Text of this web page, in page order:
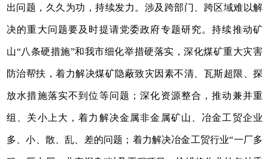
出问题，久久为功，持续发力。涉及跨部门、跨区域难以解
决的重大问题要及时提请党委政府专题研究。持续推动矿
山“八条硬措施”和我市细化举措硬落实，深化煤矿重大灾害
防治帮扶，着力解决煤矿隐蔽致灾因素不清、瓦斯超限、探
放水措施落实不到位等问题；深化资源整合，推动兼并重
组、关小上大，着力解决金属非金属矿山、冶金工贸企业
多、小、散、乱、差的问题；着力解决冶金工贸行业“一厂多